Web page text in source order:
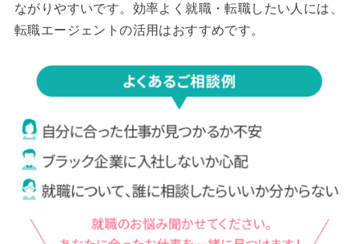
ながりやすいです。効率よく就職・転職したい人には、
転職エージェントの活用はおすすめです。